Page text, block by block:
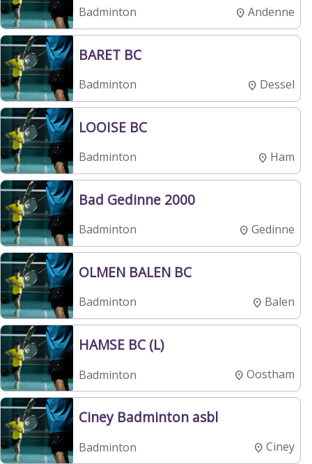
Badminton Andenne
BARET BC
Badminton Dessel
LOOISE BC
Badminton Ham
Bad Gedinne 2000
Badminton Gedinne
OLMEN BALEN BC
Badminton Balen
HAMSE BC (L)
Badminton Oostham
Ciney Badminton asbl
Badminton Ciney